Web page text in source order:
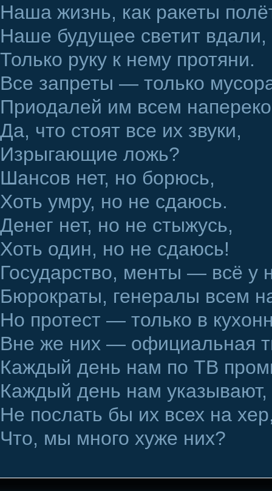
Наша жизнь, как ракеты
Наше будущее светит вдали,
Только руку к нему протяни.
Все запреты — только
Приодалей им всем
Да, что стоят все их звуки,
Изрыгающие ложь?
Шансов нет, но борюсь,
Хоть умру, но не сдаюсь.
Денег нет, но не стыжусь,
Хоть один, но не сдаюсь!
Государство, менты — всё у
Бюрократы, генералы всем
Но протест — только в
Вне же них — официальная
Каждый день нам по ТВ
Каждый день нам указывают,
Не послать бы их всех на
Что, мы много хуже них?